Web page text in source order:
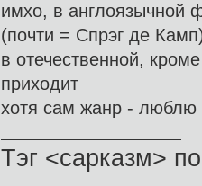
имхо, в англоязычной
(почти = Спрэг де
в отечественной,
приходит
хотя сам жанр - люблю
Тэг <сарказм>